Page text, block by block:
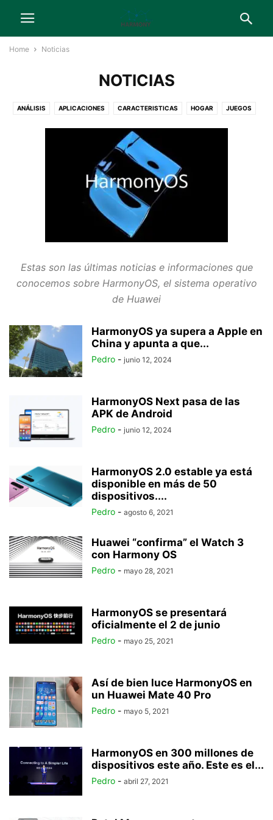
Home Noticias
NOTICIAS
ANÁLISIS APLICACIONES CARACTERISTICAS HOGAR JUEGOS
WEARABLES
Estas son las últimas noticias e informaciones que
conocemos sobre HarmonyOS, el sistema operativo
de Huawei
HarmonyOS ya supera a Apple en
China y apunta a que...
Pedro - junio 12, 2024
HarmonyOS Next pasa de las
APK de Android
Pedro - junio 12, 2024
HarmonyOS 2.0 estable ya está
disponible en más de 50
dispositivos....
Pedro - agosto 6, 2021
Huawei “confirma” el Watch 3
con Harmony OS
Pedro - mayo 28, 2021
HarmonyOS se presentará
oficialmente el 2 de junio
Pedro - mayo 25, 2021
Así de bien luce HarmonyOS en
un Huawei Mate 40 Pro
Pedro - mayo 5, 2021
HarmonyOS en 300 millones de
dispositivos este año. Este es el...
Pedro - abril 27, 2021